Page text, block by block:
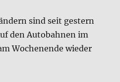
sind seit gestern
den Autobahnen im
Wochenende wieder